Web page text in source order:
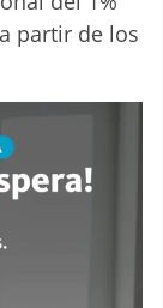
partir de los